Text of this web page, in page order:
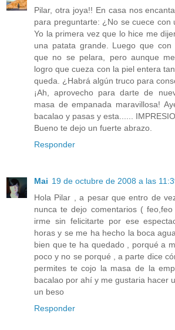
Pilar, otra joya!! En casa nos
para preguntarte: ¿No se cuece con
Yo la primera vez que lo hice me
una patata grande. Luego que
que no se pelara, pero aunque
logro que cueza con la piel entera
queda. ¿Habrá algún truco para
¡Ah, aprovecho para darte de
masa de empanada maravillosa!
bacalao y pasas y esta......
Bueno te dejo un fuerte abrazo.
Responder
Mai 19 de octubre de 2008 a las
Hola Pilar , a pesar que entro de
nunca te dejo comentarios (
irme sin felicitarte por ese
horas y se me ha hecho la boca
bien que te ha quedado , porqué a
poco y no se porqué , a parte dice
permites te cojo la masa de la
bacalao por ahí y me gustaria hacer
un beso
Responder